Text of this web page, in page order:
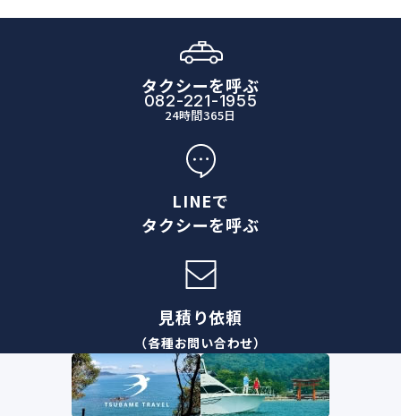
タクシーを呼ぶ
082-221-1955
24時間365日
LINEで
タクシーを呼ぶ
見積り依頼
（各種お問い合わせ）